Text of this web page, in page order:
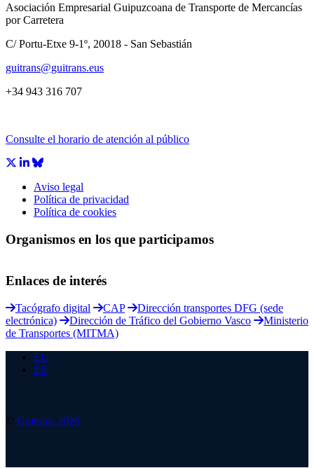
Asociación Empresarial Guipuzcoana de Transporte de Mercancías
por Carretera
C/ Portu-Etxe 9-1º, 20018 - San Sebastián
guitrans@guitrans.eus
+34 943 316 707
Consulte el horario de atención al público
Aviso legal
Política de privacidad
Política de cookies
Organismos en los que participamos
Enlaces de interés
Tacógrafo digital CAP
Dirección transportes DFG (sede
electrónica)
Dirección de Tráfico del Gobierno Vasco
Ministerio
de Transportes (MITMA)
EU
ES
© Guitrans 2026